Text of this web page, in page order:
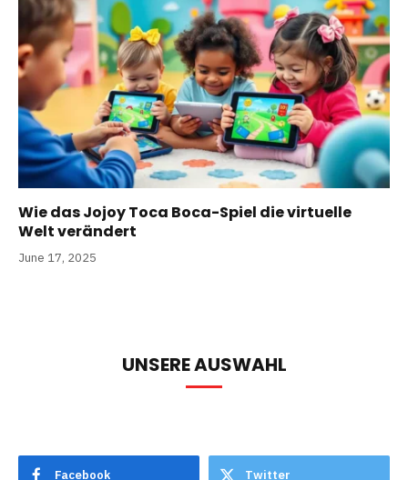
Wie das Jojoy Toca Boca-Spiel die virtuelle
Welt verändert
June 17, 2025
UNSERE AUSWAHL
Facebook Twitter